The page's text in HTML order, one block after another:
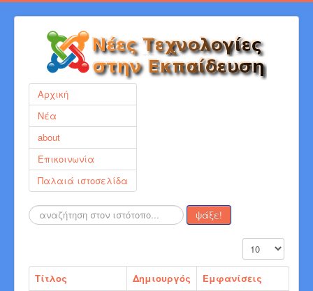
Αρχική
Νέα
about
Επικοινωνία
Παλαιά ιστοσελίδα
Αναζήτηση... ψάξε!
Εμφάνιση #
Τίτλος Δημιουργός
Εμφανίσεις